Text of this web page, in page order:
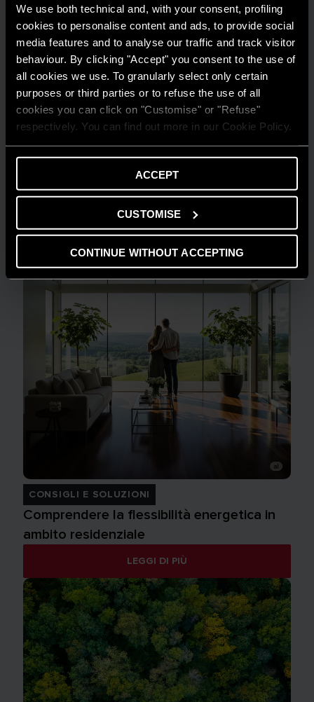
We use both technical and, with your consent, profiling
cookies to personalise content and ads, to provide social
media features and to analyse our traffic and track visitor
behaviour. By clicking "Accept" you consent to the use of
all cookies we use. To granularly select only certain
purposes or third parties or to refuse the use of all
cookies you can click on "Customise" or "Refuse"
respectively. You can find out more in our Cookie Policy.
ACCEPT
CUSTOMISE
CONTINUE WITHOUT ACCEPTING
GUIDA AL RISPARMIO
Quanto consuma un condizionatore?
LEGGI DI PIÙ
CONSIGLI E SOLUZIONI
Comprendere la flessibilità energetica in
ambito residenziale
LEGGI DI PIÙ